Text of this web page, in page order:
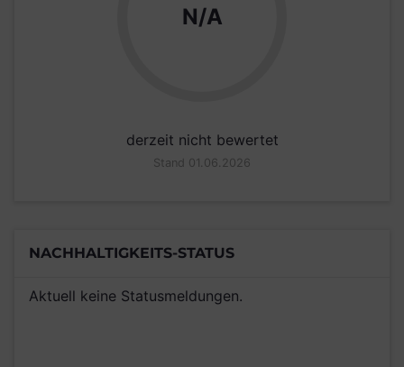
N/A
derzeit nicht bewertet
Stand 01.06.2026
NACHHALTIGKEITS-STATUS
Aktuell keine Statusmeldungen.